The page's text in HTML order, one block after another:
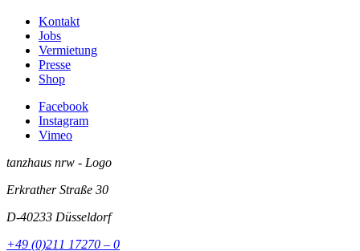
Kontakt
Jobs
Vermietung
Presse
Shop
Facebook
Instagram
Vimeo
tanzhaus nrw - Logo
Erkrather Straße 30
D-40233 Düsseldorf
+49 (0)211 17270 – 0